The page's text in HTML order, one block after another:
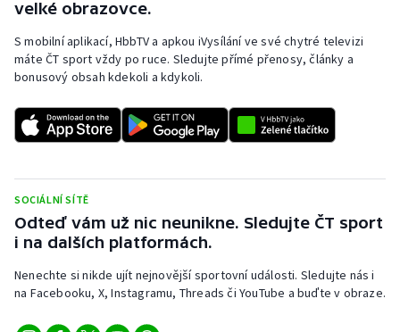
Veslování
Vodní slalom
Volejbal
velké obrazovce.
S mobilní aplikací, HbbTV a apkou iVysílání ve své chytré televizi
máte ČT sport vždy po ruce. Sledujte přímé přenosy, články a
bonusový obsah kdekoli a kdykoli.
SOCIÁLNÍ SÍTĚ
Odteď vám už nic neunikne. Sledujte ČT sport
i na dalších platformách.
Nenechte si nikde ujít nejnovější sportovní události. Sledujte nás i
na Facebooku, X, Instagramu, Threads či YouTube a buďte v obraze.